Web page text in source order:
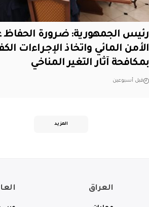
رئيس الجمهورية: ضرورة الحفاظ
الأمن المائي واتخاذ الإجراءات
بمكافحة آثار التغير المناخي
قبل أسبوعين
المزيد
العراق